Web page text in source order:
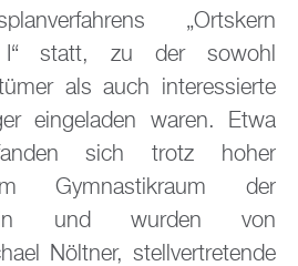
„Ortskern
I“ statt, zu der sowohl
als auch interessierte
eingeladen waren. Etwa
sich trotz hoher
im Gymnastikraum der
und wurden von
Nöltner, stellvertretende